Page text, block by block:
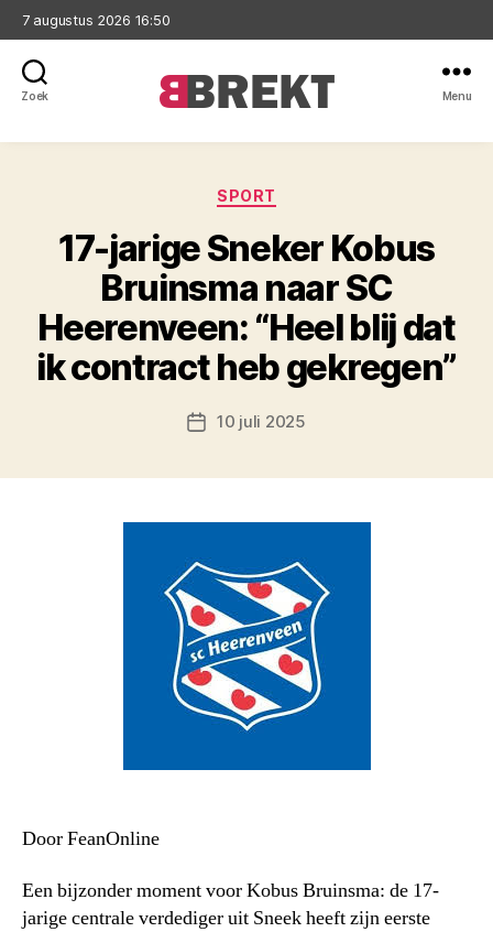
7 augustus 2026 16:50
Zoek Menu
Categorieën
SPORT
17-jarige Sneker Kobus
Bruinsma naar SC
Heerenveen: “Heel blij dat
ik contract heb gekregen”
Berichtdatum
10 juli 2025
Door FeanOnline
Een bijzonder moment voor Kobus Bruinsma: de 17-
jarige centrale verdediger uit Sneek heeft zijn eerste